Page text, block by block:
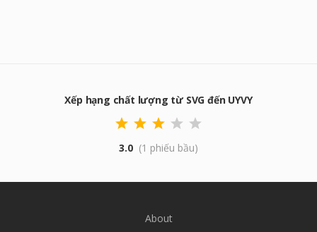
Xếp hạng chất lượng từ SVG đến UYVY
3.0 (1 phiếu bầu)
About